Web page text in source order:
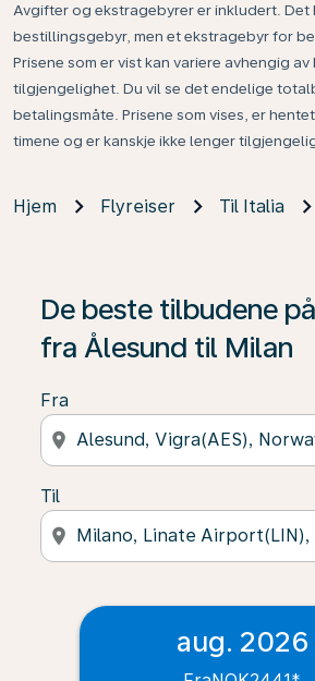
Avgifter og ekstragebyrer er inkludert. Det
bestillingsgebyr, men et ekstragebyr for
Prisene som er vist kan variere avhengig
tilgjengelighet. Du vil se det endelige
betalingsmåte. Prisene som vises, er
timene og er kanskje ikke lenger
Hjem Flyreiser Til Italia
De beste tilbudene
fra Ålesund til Milan
Fra
location_on
Til
location_on
aug. 2026